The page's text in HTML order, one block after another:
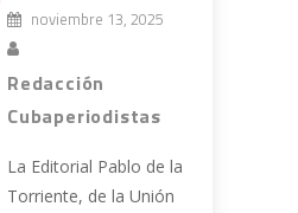
noviembre 13, 2025
Redacción
Cubaperiodistas
La Editorial Pablo de la
Torriente, de la Unión